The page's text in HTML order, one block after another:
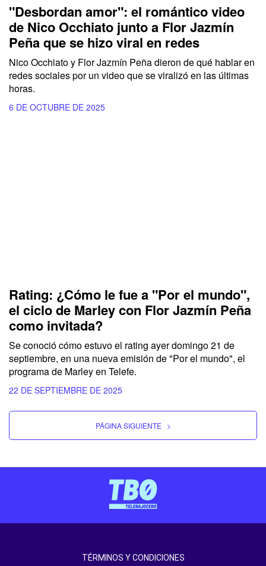
"Desbordan amor": el romántico video
de Nico Occhiato junto a Flor Jazmín
Peña que se hizo viral en redes
Nico Occhiato y Flor Jazmín Peña dieron de qué hablar en
redes sociales por un video que se viralizó en las últimas
horas.
6 DE OCTUBRE DE 2025
Rating: ¿Cómo le fue a "Por el mundo",
el ciclo de Marley con Flor Jazmín Peña
como invitada?
Se conoció cómo estuvo el rating ayer domingo 21 de
septiembre, en una nueva emisión de "Por el mundo", el
programa de Marley en Telefe.
22 DE SEPTIEMBRE DE 2025
PÁGINA SIGUIENTE >
TÉRMINOS Y CONDICIONES